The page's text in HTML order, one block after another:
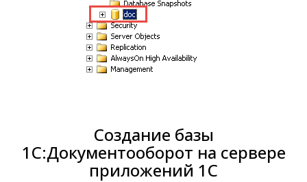
Создание базы
1С:Документооборот на сервере
приложений 1С